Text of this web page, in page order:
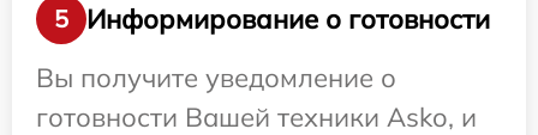
5
Информирование о готовности
Вы получите уведомление о
готовности Вашей техники Asko, и